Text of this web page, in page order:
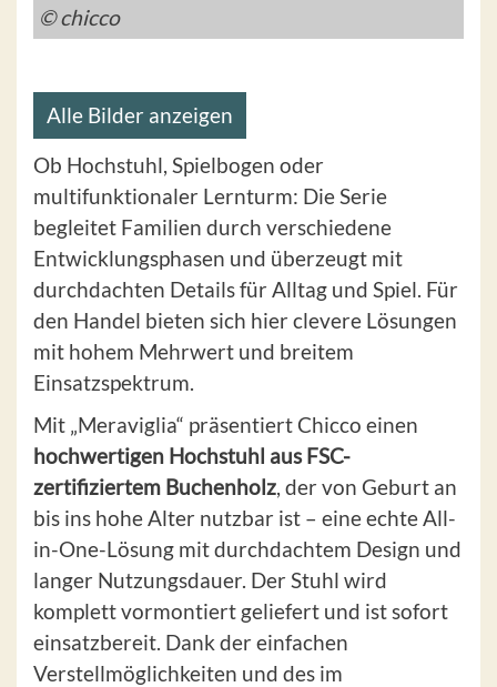
© chicco
Alle Bilder anzeigen
Ob Hochstuhl, Spielbogen oder
multifunktionaler Lernturm: Die Serie
begleitet Familien durch verschiedene
Entwicklungsphasen und überzeugt mit
durchdachten Details für Alltag und Spiel. Für
den Handel bieten sich hier clevere Lösungen
mit hohem Mehrwert und breitem
Einsatzspektrum.
Mit „Meraviglia“ präsentiert Chicco einen
hochwertigen Hochstuhl aus FSC-
zertifiziertem Buchenholz, der von Geburt an
bis ins hohe Alter nutzbar ist – eine echte All-
in-One-Lösung mit durchdachtem Design und
langer Nutzungsdauer. Der Stuhl wird
komplett vormontiert geliefert und ist sofort
einsatzbereit. Dank der einfachen
Verstellmöglichkeiten und des im